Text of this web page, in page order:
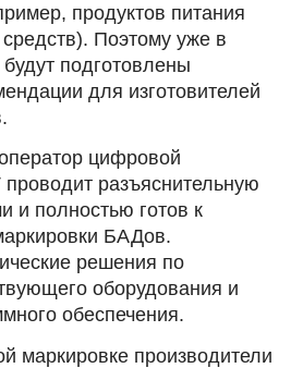
продуктов питания
Поэтому уже в
подготовлены
для изготовителей
цифровой
разъяснительную
и полностью готов к
БАДов.
решения по
оборудования и
обеспечения.
маркировке производители